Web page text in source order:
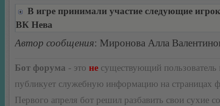
В игре принимали участие следующие
ВК Нева
Автор сообщения: Миронова Алла
Бот форума - это не существующий пользователь
публикует служебную информацию на страницах
Первого апреля бот решил разбавить свои сухие